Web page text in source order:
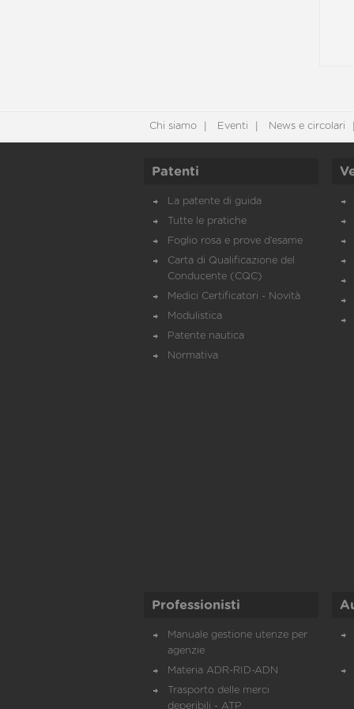
Chi siamo Eventi News e circolari
Patenti
La patente di guida
Tutte le pratiche
Foglio rosa e prove d’esame
Carta di Qualificazione del
Conducente (CQC)
Medici Certificatori - Novità
Modulistica
Patente nautica
Normativa
Professionisti
Manuale gestione utenze per
agenzie
Materia ADR-RID-ADN
Trasporto delle merci
deperibili - ATP